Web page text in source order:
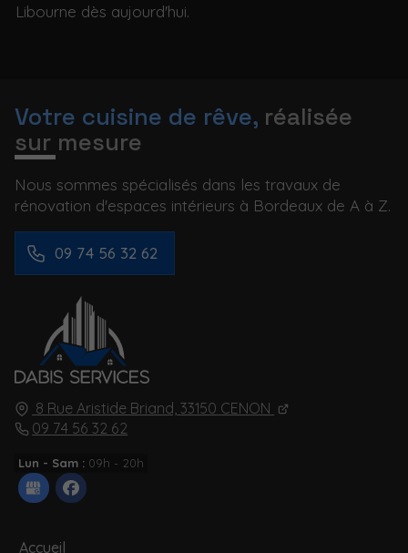
Libourne dès aujourd'hui.
8 Rue Aristide Briand, 33150 CENON
09 74 56 32 62
Lun - Sam : 09h - 20h
Accueil
Votre cuisine de rêve, réalisée
sur mesure
Nous sommes spécialisés dans les travaux de
rénovation d'espaces intérieurs à Bordeaux de A à Z.
09 74 56 32 62